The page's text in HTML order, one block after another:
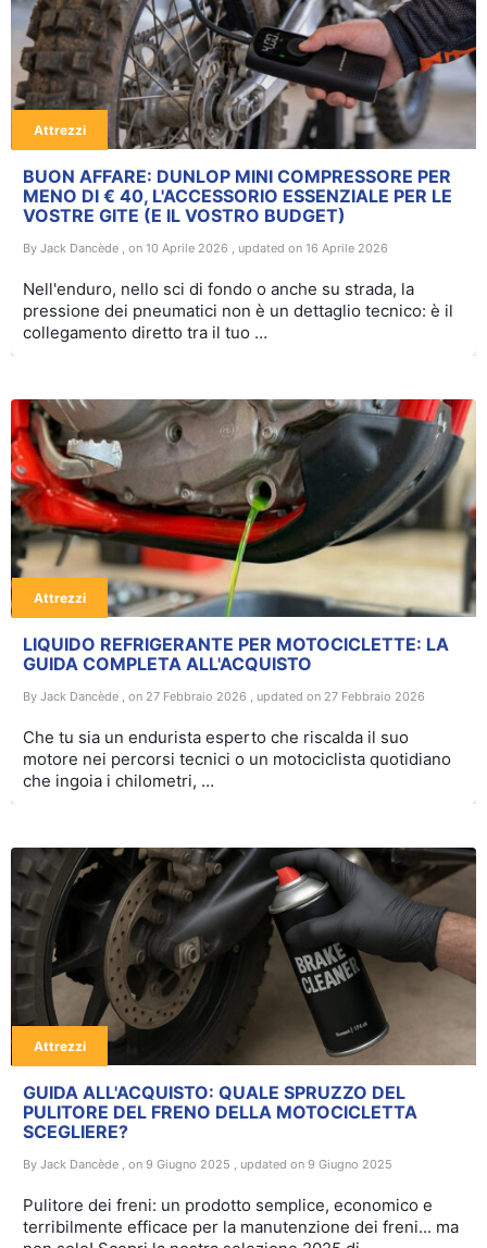
Attrezzi
BUON AFFARE: DUNLOP MINI COMPRESSORE PER
MENO DI € 40, L'ACCESSORIO ESSENZIALE PER LE
VOSTRE GITE (E IL VOSTRO BUDGET)
By Jack Dancède , on 10 Aprile 2026 , updated on 16 Aprile 2026
Nell'enduro, nello sci di fondo o anche su strada, la
pressione dei pneumatici non è un dettaglio tecnico: è il
collegamento diretto tra il tuo …
Attrezzi
LIQUIDO REFRIGERANTE PER MOTOCICLETTE: LA
GUIDA COMPLETA ALL'ACQUISTO
By Jack Dancède , on 27 Febbraio 2026 , updated on 27 Febbraio 2026
Che tu sia un endurista esperto che riscalda il suo
motore nei percorsi tecnici o un motociclista quotidiano
che ingoia i chilometri, …
Attrezzi
GUIDA ALL'ACQUISTO: QUALE SPRUZZO DEL
PULITORE DEL FRENO DELLA MOTOCICLETTA
SCEGLIERE?
By Jack Dancède , on 9 Giugno 2025 , updated on 9 Giugno 2025
Pulitore dei freni: un prodotto semplice, economico e
terribilmente efficace per la manutenzione dei freni... ma